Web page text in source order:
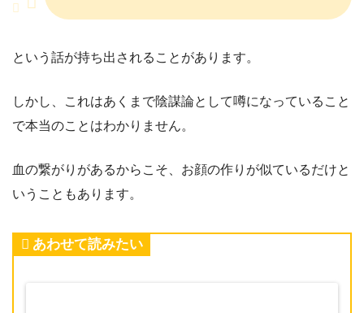
という話が持ち出されることがあります。
しかし、これはあくまで陰謀論として噂になっていること
で本当のことはわかりません。
血の繋がりがあるからこそ、お顔の作りが似ているだけと
いうこともあります。
あわせて読みたい